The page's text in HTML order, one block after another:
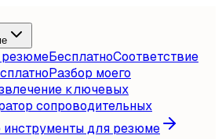
резюмеБесплатноСоответствие
Разбор моего
ключевых
сопроводительных
инструменты для резюме